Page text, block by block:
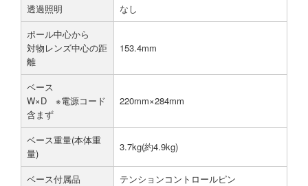
透過照明
なし
ポール中心から
対物レンズ中心の距
離
153.4mm
ベース
W×D ※電源コード
含まず
220mm×284mm
ベース重量(本体重
量)
3.7kg(約4.9kg)
ベース付属品 テンションコントロールピン